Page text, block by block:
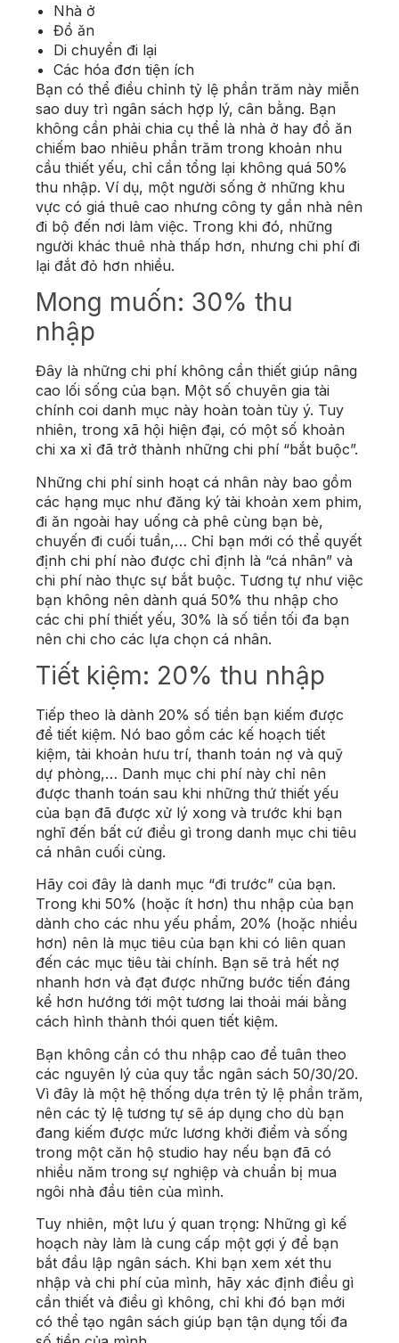
Nhà ở
Đồ ăn
Di chuyển đi lại
Các hóa đơn tiện ích
Bạn có thể điều chỉnh tỷ lệ phần trăm này miễn
sao duy trì ngân sách hợp lý, cân bằng. Bạn
không cần phải chia cụ thể là nhà ở hay đồ ăn
chiếm bao nhiêu phần trăm trong khoản nhu
cầu thiết yếu, chỉ cần tổng lại không quá 50%
thu nhập. Ví dụ, một người sống ở những khu
vực có giá thuê cao nhưng công ty gần nhà nên
đi bộ đến nơi làm việc. Trong khi đó, những
người khác thuê nhà thấp hơn, nhưng chi phí đi
lại đắt đỏ hơn nhiều.
Mong muốn: 30% thu
nhập
Đây là những chi phí không cần thiết giúp nâng
cao lối sống của bạn. Một số chuyên gia tài
chính coi danh mục này hoàn toàn tùy ý. Tuy
nhiên, trong xã hội hiện đại, có một số khoản
chi xa xỉ đã trở thành những chi phí “bắt buộc”.
Những chi phí sinh hoạt cá nhân này bao gồm
các hạng mục như đăng ký tài khoản xem phim,
đi ăn ngoài hay uống cà phê cùng bạn bè,
chuyến đi cuối tuần,… Chỉ bạn mới có thể quyết
định chi phí nào được chỉ định là “cá nhân” và
chi phí nào thực sự bắt buộc. Tương tự như việc
bạn không nên dành quá 50% thu nhập cho
các chi phí thiết yếu, 30% là số tiền tối đa bạn
nên chi cho các lựa chọn cá nhân.
Tiết kiệm: 20% thu nhập
Tiếp theo là dành 20% số tiền bạn kiếm được
để tiết kiệm. Nó bao gồm các kế hoạch tiết
kiệm, tài khoản hưu trí, thanh toán nợ và quỹ
dự phòng,… Danh mục chi phí này chỉ nên
được thanh toán sau khi những thứ thiết yếu
của bạn đã được xử lý xong và trước khi bạn
nghĩ đến bất cứ điều gì trong danh mục chi tiêu
cá nhân cuối cùng.
Hãy coi đây là danh mục “đi trước” của bạn.
Trong khi 50% (hoặc ít hơn) thu nhập của bạn
dành cho các nhu yếu phẩm, 20% (hoặc nhiều
hơn) nên là mục tiêu của bạn khi có liên quan
đến các mục tiêu tài chính. Bạn sẽ trả hết nợ
nhanh hơn và đạt được những bước tiến đáng
kể hơn hướng tới một tương lai thoải mái bằng
cách hình thành thói quen tiết kiệm.
Bạn không cần có thu nhập cao để tuân theo
các nguyên lý của quy tắc ngân sách 50/30/20.
Vì đây là một hệ thống dựa trên tỷ lệ phần trăm,
nên các tỷ lệ tương tự sẽ áp dụng cho dù bạn
đang kiếm được mức lương khởi điểm và sống
trong một căn hộ studio hay nếu bạn đã có
nhiều năm trong sự nghiệp và chuẩn bị mua
ngôi nhà đầu tiên của mình.
Tuy nhiên, một lưu ý quan trọng: Những gì kế
hoạch này làm là cung cấp một gợi ý để bạn
bắt đầu lập ngân sách. Khi bạn xem xét thu
nhập và chi phí của mình, hãy xác định điều gì
cần thiết và điều gì không, chỉ khi đó bạn mới
có thể tạo ngân sách giúp bạn tận dụng tối đa